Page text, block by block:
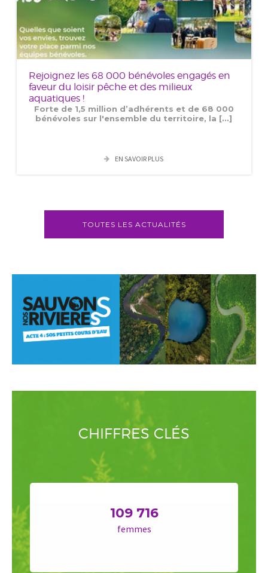
Rejoignez les 68 000 bénévoles engagés en
faveur du loisir pêche et des milieux
aquatiques !
Forte de 1,5 million d’adhérents et de 68 000
bénévoles sur l'ensemble du territoire, la [...]
EN SAVOIR PLUS
TOUTES LES ACTUALITÉS
CHIFFRES CLÉS
109 716
femmes